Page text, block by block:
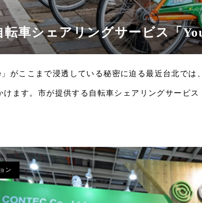
転車シェアリングサービス「
がここまで浸透している秘密に迫る最近台北では
けます。市が提供する自転車シェアリングサービス
ン